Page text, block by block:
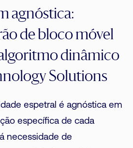
agnóstica:
de bloco móvel
dinâmico
Solutions
espetral é agnóstica em
específica de cada
necessidade de